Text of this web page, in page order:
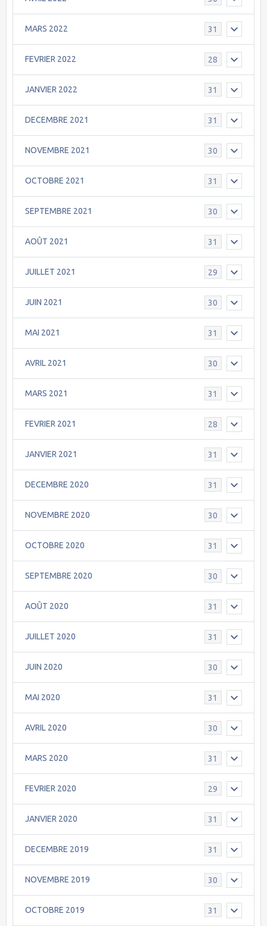
MARS 2022 31
FEVRIER 2022 28
JANVIER 2022 31
DECEMBRE 2021 31
NOVEMBRE 2021 30
OCTOBRE 2021 31
SEPTEMBRE 2021 30
AOÛT 2021 31
JUILLET 2021 29
JUIN 2021 30
MAI 2021 31
AVRIL 2021 30
MARS 2021 31
FEVRIER 2021 28
JANVIER 2021 31
DECEMBRE 2020 31
NOVEMBRE 2020 30
OCTOBRE 2020 31
SEPTEMBRE 2020 30
AOÛT 2020 31
JUILLET 2020 31
JUIN 2020 30
MAI 2020 31
AVRIL 2020 30
MARS 2020 31
FEVRIER 2020 29
JANVIER 2020 31
DECEMBRE 2019 31
NOVEMBRE 2019 30
OCTOBRE 2019 31